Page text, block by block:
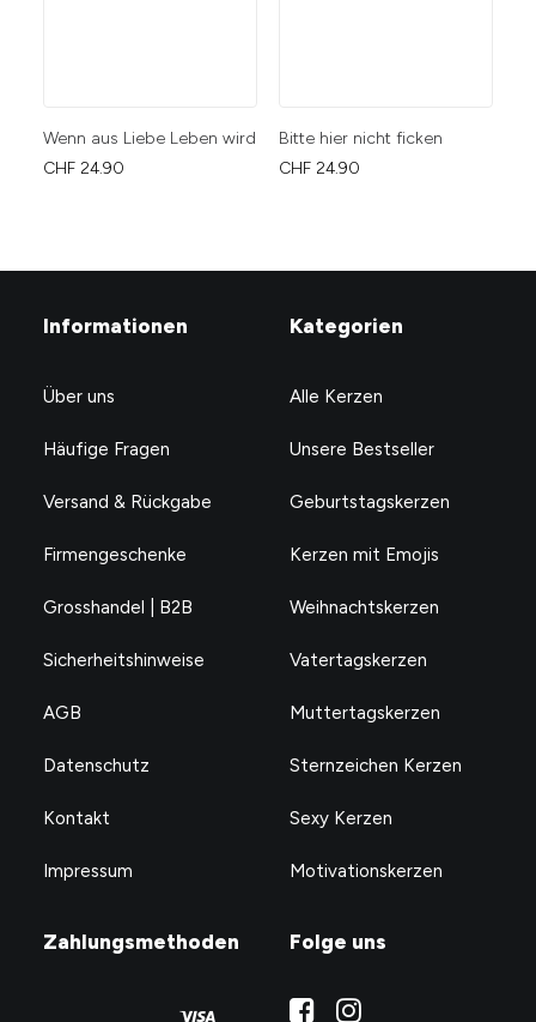
Wenn aus Liebe Leben wird
CHF 24.90
Bitte hier nicht ficken
CHF 24.90
Informationen
Über uns
Häufige Fragen
Versand & Rückgabe
Firmengeschenke
Grosshandel | B2B
Sicherheitshinweise
AGB
Datenschutz
Kontakt
Impressum
Kategorien
Alle Kerzen
Unsere Bestseller
Geburtstagskerzen
Kerzen mit Emojis
Weihnachtskerzen
Vatertagskerzen
Muttertagskerzen
Sternzeichen Kerzen
Sexy Kerzen
Motivationskerzen
Zahlungsmethoden Folge uns